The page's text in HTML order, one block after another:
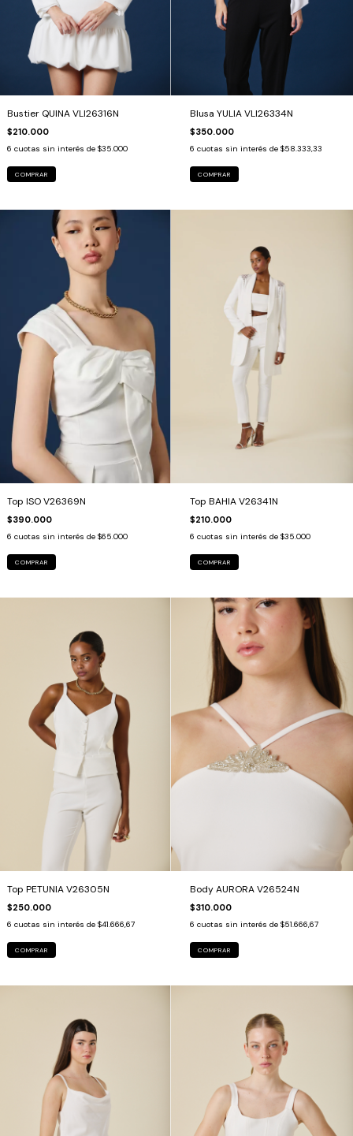
Bustier QUINA VLI26316N
$210.000
6 cuotas sin interés de $35.000
COMPRAR
Blusa YULIA VLI26334N
$350.000
6 cuotas sin interés de $58.333,33
COMPRAR
Top ISO V26369N
$390.000
6 cuotas sin interés de $65.000
COMPRAR
Top BAHIA V26341N
$210.000
6 cuotas sin interés de $35.000
COMPRAR
Top PETUNIA V26305N
$250.000
6 cuotas sin interés de $41.666,67
COMPRAR
Body AURORA V26524N
$310.000
6 cuotas sin interés de $51.666,67
COMPRAR